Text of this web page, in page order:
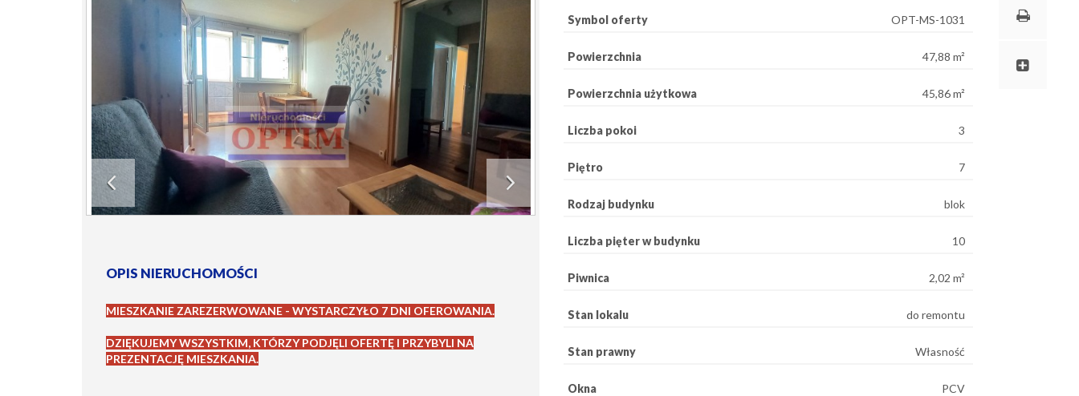
OPIS NIERUCHOMOŚCI
MIESZKANIE ZAREZERWOWANE - WYSTARCZYŁO 7 DNI OFEROWANIA.
DZIĘKUJEMY WSZYSTKIM, KTÓRZY PODJĘLI OFERTĘ I PRZYBYLI NA
PREZENTACJĘ MIESZKANIA.
Symbol oferty OPT-MS-1031
Powierzchnia 47,88 m²
Powierzchnia użytkowa 45,86 m²
Liczba pokoi 3
Piętro 7
Rodzaj budynku blok
Liczba pięter w budynku 10
Piwnica 2,02 m²
Stan lokalu do remontu
Stan prawny Własność
Okna PCV